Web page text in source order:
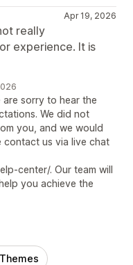
Apr 19, 2026
really
experience. It is
are sorry to hear the
We did not
you, and we would
contact us via live chat
center/. Our team will
you achieve the